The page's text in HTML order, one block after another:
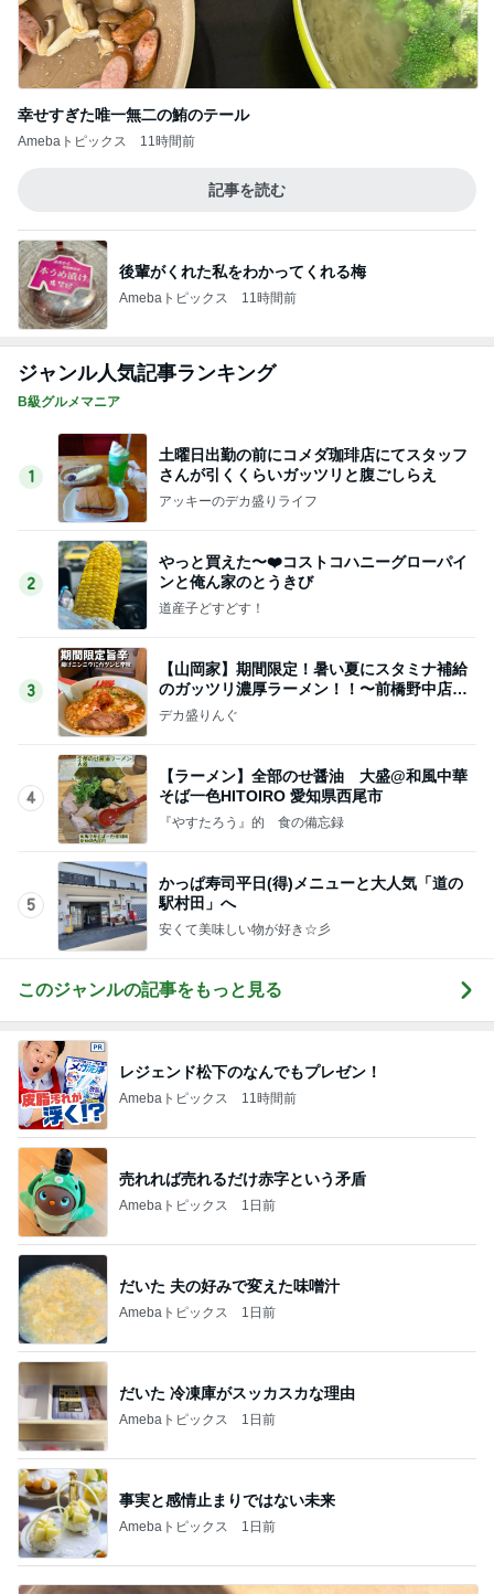
幸せすぎた唯一無二の鮪のテール
Amebaトピックス 11時間前
記事を読む
後輩がくれた私をわかってくれる梅
Amebaトピックス 11時間前
ジャンル人気記事ランキング
B級グルメマニア
1
土曜日出勤の前にコメダ珈琲店にてスタッフ
さんが引くくらいガッツリと腹ごしらえ
アッキーのデカ盛りライフ
2
やっと買えた〜❤️コストコハニーグローパイ
ンと俺ん家のとうきび
道産子どすどす！
3
【山岡家】期間限定！暑い夏にスタミナ補給
のガッツリ濃厚ラーメン！！〜前橋野中店さ
ん〜
デカ盛りんぐ
4
【ラーメン】全部のせ醤油 大盛@和風中華
そば一色HITOIRO 愛知県西尾市
『やすたろう』的 食の備忘録
5
かっぱ寿司平日(得)メニューと大人気「道の
駅村田」へ
安くて美味しい物が好き☆彡
このジャンルの記事をもっと見る
レジェンド松下のなんでもプレゼン！
Amebaトピックス 11時間前
売れれば売れるだけ赤字という矛盾
Amebaトピックス 1日前
だいた 夫の好みで変えた味噌汁
Amebaトピックス 1日前
だいた 冷凍庫がスッカスカな理由
Amebaトピックス 1日前
事実と感情止まりではない未来
Amebaトピックス 1日前